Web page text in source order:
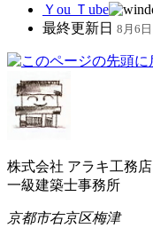
Ｙou Ｔube
最終更新日 8月6日
株式会社 アラキ工務店
一級建築士事務所
京都市右京区梅津